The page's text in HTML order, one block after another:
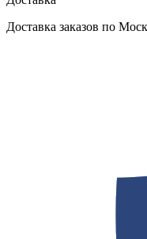
Доставка заказов по